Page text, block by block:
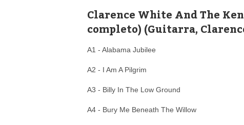
Clarence White And The
completo) (Guitarra,
A1 - Alabama Jubilee
A2 - I Am A Pilgrim
A3 - Billy In The Low Ground
A4 - Bury Me Beneath The Willow